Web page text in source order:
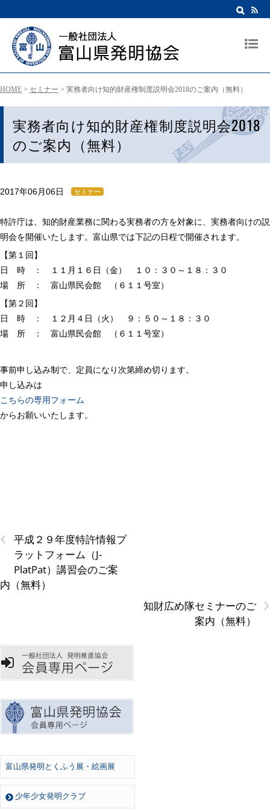
HOME > セミナー > 実務者向け知的財産権制度説明会2018のご案内（無料）
実務者向け知的財産権制度説明会2018
のご案内（無料）
2017年06月06日 セミナー
特許庁は、知的財産業務に関わる実務者の方を対象に、実務者向けの説
明会を開催いたします。富山県では下記の日程で開催されます。
【第１回】
日 時 ： １１月１６日（金） １０：３０～１８：３０
場 所 ： 富山県民会館 （６１１号室）
【第２回】
日 時 ： １２月４日（火） ９：５０～１８：３０
場 所 ： 富山県民会館 （６１１号室）
事前申し込み制で、定員になり次第締め切ります。
申し込みは
こちらの専用フォーム
からお願いいたします。
‹
平成２９年度特許情報プ
ラットフォーム（J-
PlatPat）講習会のご案
内（無料）
›
知財広め隊セミナーのご
案内（無料）
富山県発明とくふう展・絵画展
少年少女発明クラブ